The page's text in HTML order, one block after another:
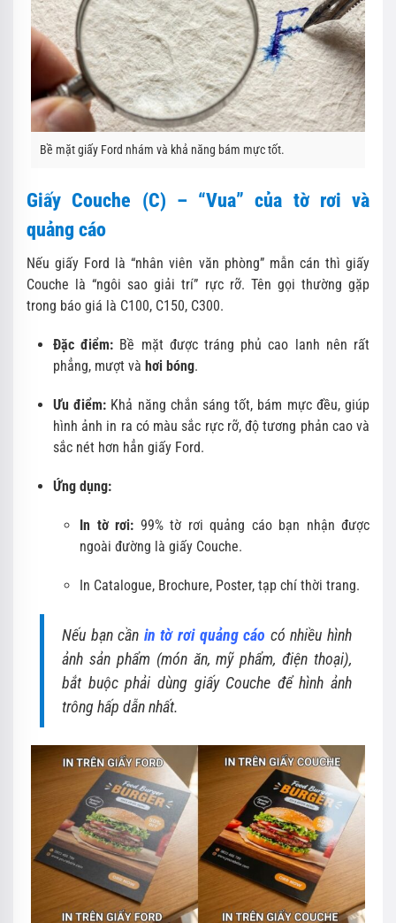
Bề mặt giấy Ford nhám và khả năng bám mực tốt.
Giấy Couche (C) – “Vua” của tờ rơi và
quảng cáo
Nếu giấy Ford là “nhân viên văn phòng” mẫn cán thì giấy
Couche là “ngôi sao giải trí” rực rỡ. Tên gọi thường gặp
trong báo giá là C100, C150, C300.
Đặc điểm: Bề mặt được tráng phủ cao lanh nên rất
phẳng, mượt và hơi bóng.
Ưu điểm: Khả năng chắn sáng tốt, bám mực đều, giúp
hình ảnh in ra có màu sắc rực rỡ, độ tương phản cao và
sắc nét hơn hẳn giấy Ford.
Ứng dụng:
In tờ rơi: 99% tờ rơi quảng cáo bạn nhận được
ngoài đường là giấy Couche.
In Catalogue, Brochure, Poster, tạp chí thời trang.
Nếu bạn cần in tờ rơi quảng cáo có nhiều hình
ảnh sản phẩm (món ăn, mỹ phẩm, điện thoại),
bắt buộc phải dùng giấy Couche để hình ảnh
trông hấp dẫn nhất.